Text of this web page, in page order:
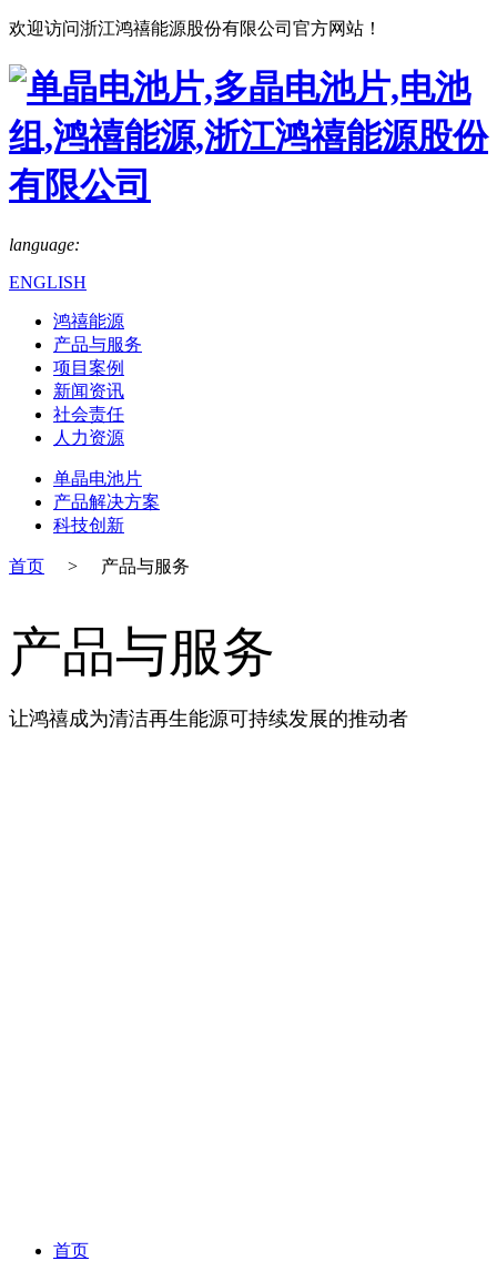
欢迎访问浙江鸿禧能源股份有限公司官方网站！
language:
ENGLISH
鸿禧能源
产品与服务
项目案例
新闻资讯
社会责任
人力资源
单晶电池片
产品解决方案
科技创新
首页 > 产品与服务
产品与服务
让鸿禧成为清洁再生能源可持续发展的推动者
首页